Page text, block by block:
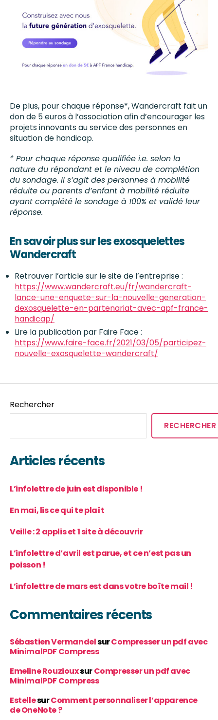
De plus, pour chaque réponse*, Wandercraft fait un
don de 5 euros à l’association afin d’encourager les
projets innovants au service des personnes en
situation de handicap.
* Pour chaque réponse qualifiée i.e. selon la
nature du répondant et le niveau de complétion
du sondage. Il s’agit des personnes à mobilité
réduite ou parents d’enfant à mobilité réduite
ayant complété le sondage à 100% et validé leur
réponse.
En savoir plus sur les exosquelettes
Wandercraft
Retrouver l’article sur le site de l’entreprise :
https://www.wandercraft.eu/fr/wandercraft-
lance-une-enquete-sur-la-nouvelle-generation-
dexosquelette-en-partenariat-avec-apf-france-
handicap/
Lire la publication par Faire Face :
https://www.faire-face.fr/2021/03/05/participez-
nouvelle-exosquelette-wandercraft/
Rechercher
RECHERCHER
Articles récents
L’infolettre de juin est disponible !
En mai, lis ce qui te plaît
Veille : 2 applis et 1 site à découvrir
L’infolettre d’avril est parue, et ce n’est pas un
poisson !
L’infolettre de mars est dans votre boîte mail !
Commentaires récents
Sébastien VermandelsurCompresser un pdf avec
MinimalPDF Compress
Emeline RouziouxsurCompresser un pdf avec
MinimalPDF Compress
EstellesurComment personnaliser l’apparence
de OneNote ?